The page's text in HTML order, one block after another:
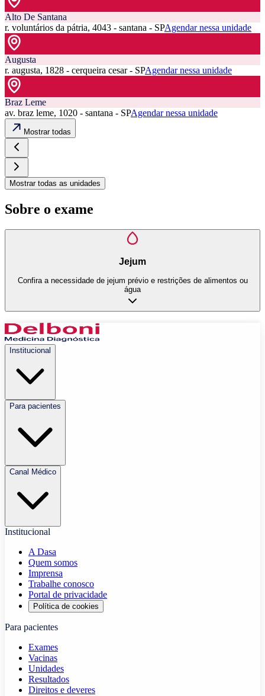
Alto De Santana
r. voluntários da pátria, 4043 - santana - SPAgendar nessa unidade
Augusta
r. augusta, 1828 - cerqueira cesar - SPAgendar nessa unidade
Braz Leme
av. braz leme, 1020 - santana - SPAgendar nessa unidade
Mostrar todas
Mostrar todas as unidades
Sobre o exame
Jejum
Confira a necessidade de jejum prévio e restrições de alimentos ou
água
Institucional
Para pacientes
Canal Médico
Institucional
A Dasa
Quem somos
Imprensa
Trabalhe conosco
Portal de privacidade
Política de cookies
Para pacientes
Exames
Vacinas
Unidades
Resultados
Direitos e deveres